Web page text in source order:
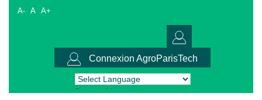
A- A A+
Connexion AgroParisTech
Powered by Translate